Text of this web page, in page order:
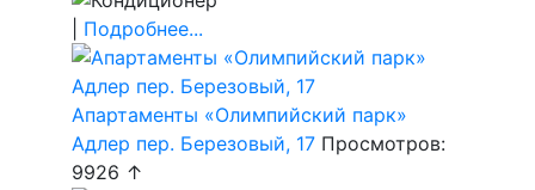
Подробнее...
Апартаменты «Олимпийский парк»
Адлер пер. Березовый, 17 Просмотров:
9926 ↑